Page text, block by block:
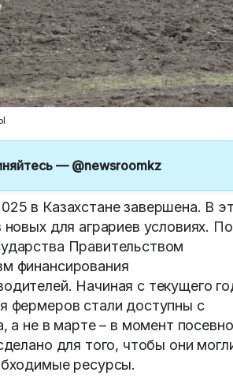
— @newsroomkz
в Казахстане завершена. В
для аграриев условиях. По
Правительством
финансирования
Начиная с текущего
фермеров стали доступны с
а не в марте – в момент
для того, чтобы они
ресурсы.